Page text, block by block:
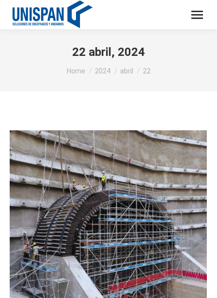
22 abril, 2024
You are here:
Home 2024 abril 22